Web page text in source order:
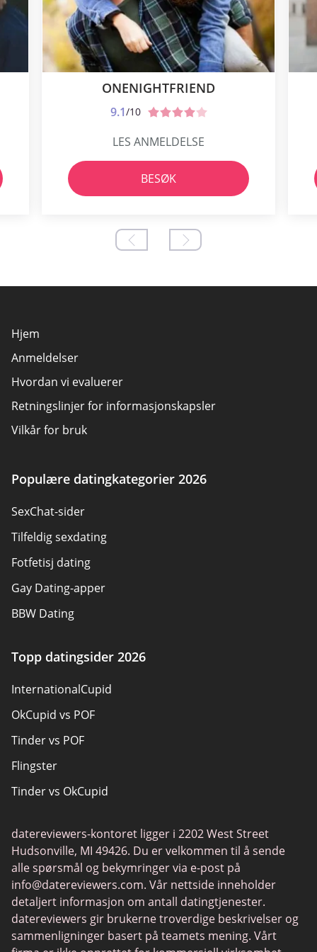
ONENIGHTFRIEND
9.1/10
LES ANMELDELSE
BESØK
Hjem
Anmeldelser
Hvordan vi evaluerer
Retningslinjer for informasjonskapsler
Vilkår for bruk
Om oss
Populære datingkategorier 2026
SexChat-sider
Tilfeldig sexdating
Fotfetisj dating
Gay Dating-apper
BBW Dating
Panseksuell dating
Datingsider for voksne
Senior datingsider
Kristne datingsider
Lokale singler på nett
Trans Dating
Datingapper
Topp datingsider 2026
InternationalCupid
OkCupid vs POF
Tinder vs POF
Flingster
Tinder vs OkCupid
Tinder vs Zoosk
Zoosk vs Match
Feabie
POF vs Match
eHarmony vs OkCupid
datereviewers-kontoret ligger i 2202 West Street
Hudsonville, MI 49426. Du er velkommen til å sende
alle spørsmål og bekymringer via e-post på
info@datereviewers.com. Vår nettside inneholder
detaljert informasjon om antall datingtjenester.
datereviewers gir brukerne troverdige beskrivelser og
sammenligninger basert på teamets mening. Vårt